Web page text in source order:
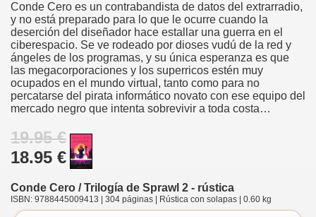
Conde Cero es un contrabandista de datos del extrarradio,
y no está preparado para lo que le ocurre cuando la
deserción del diseñador hace estallar una guerra en el
ciberespacio. Se ve rodeado por dioses vudú de la red y
ángeles de los programas, y su única esperanza es que
las megacorporaciones y los superricos estén muy
ocupados en el mundo virtual, tanto como para no
percatarse del pirata informático novato con ese equipo del
mercado negro que intenta sobrevivir a toda costa…
19.95 €
18.95 €
Conde Cero / Trilogía de Sprawl 2 - rústica
ISBN: 9788445009413 | 304 páginas | Rústica con solapas | 0.60 kg